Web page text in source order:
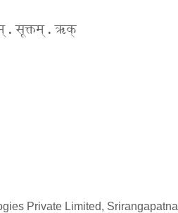
. सूक्तम् . ऋक्
Private Limited,